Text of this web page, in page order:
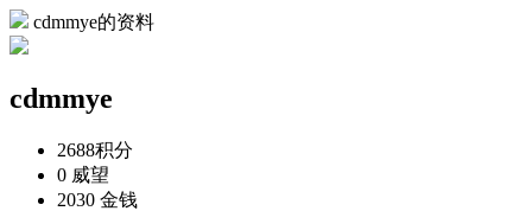
cdmmye的资料
cdmmye
2688积分
0 威望
2030 金钱